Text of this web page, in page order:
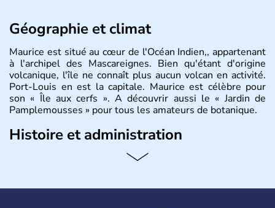
Géographie et climat
Maurice est situé au cœur de l'Océan Indien,, appartenant
à l'archipel des Mascareignes. Bien qu'étant d'origine
volcanique, l'île ne connaît plus aucun volcan en activité.
Port-Louis en est la capitale. Maurice est célèbre pour
son « Île aux cerfs ». A découvrir aussi le « Jardin de
Pamplemousses » pour tous les amateurs de botanique.
Histoire et administration
Le rhum et la bière font partie des traditions de l’
des symboles de l’île, c’est ledodo, ce fameux oiseau